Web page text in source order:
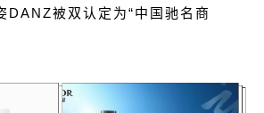
DANZ被双认定为“中国驰名商